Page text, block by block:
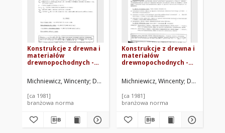
Konstrukcje z drewna i
materiałów
drewnopochodnych -
kryteria oceny
wytrzymałościowej
mechaniczne - Złącza
na pierścienie zębate
Michniewicz, Wincenty Dziarnowski, Zbigniew Skalmowska, Danuta
[ca 1981]
branżowa norma
Konstrukcje z drewna i
materiałów
drewnopochodnych -
kryteria oceny
wytrzymałościowej
mechaniczne -
Postanowienia ogólne
00
Michniewicz, Wincenty
[ca 1981]
branżowa norma